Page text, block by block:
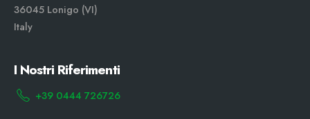
36045 Lonigo (VI)
Italy
I Nostri Riferimenti
+39 0444 726726